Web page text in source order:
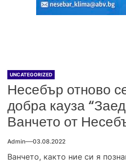
UNCATEGORIZED
Несебър отново
добра кауза
Ванчето от
Admin 03.08.2022
Ванчето, както ние си я